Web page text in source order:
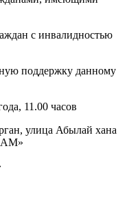
с инвалидностью
поддержку данному
11.00 часов
улица Абылай хана